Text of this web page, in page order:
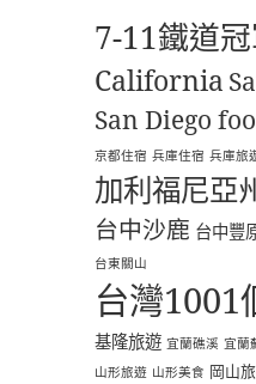
7-11鐵道
California
San Diego
京都住宿 兵庫住宿 兵庫旅
加利福尼亞
台中沙鹿 台中豐
台東關山
台灣1001
基隆旅遊 宜蘭礁溪 宜蘭
山形旅遊 山形美食 岡山